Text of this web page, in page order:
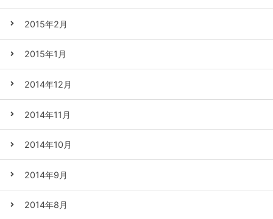
2015年2月
2015年1月
2014年12月
2014年11月
2014年10月
2014年9月
2014年8月